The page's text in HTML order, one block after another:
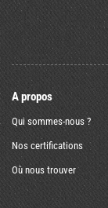
A propos
Qui sommes-nous ?
Nos certifications
Où nous trouver